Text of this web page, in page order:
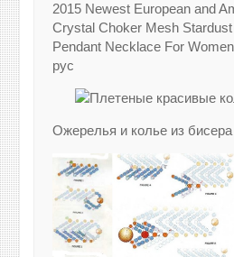
2015 Newest European and
Crystal Choker Mesh
Pendant Necklace For
рус
Ожерелья и колье из бисера